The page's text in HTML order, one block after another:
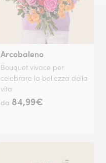
Arcobaleno
Bouquet vivace per
celebrare la bellezza della
vita
da 84,99€